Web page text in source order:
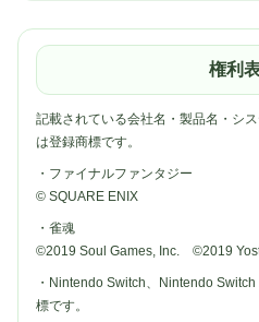
権利
記載されている会社名・製品名・シ
は登録商標です。
・ファイナルファンタジー
© SQUARE ENIX
・雀魂
©2019 Soul Games, Inc. ©2019
・Nintendo Switch、Nintendo
標です。